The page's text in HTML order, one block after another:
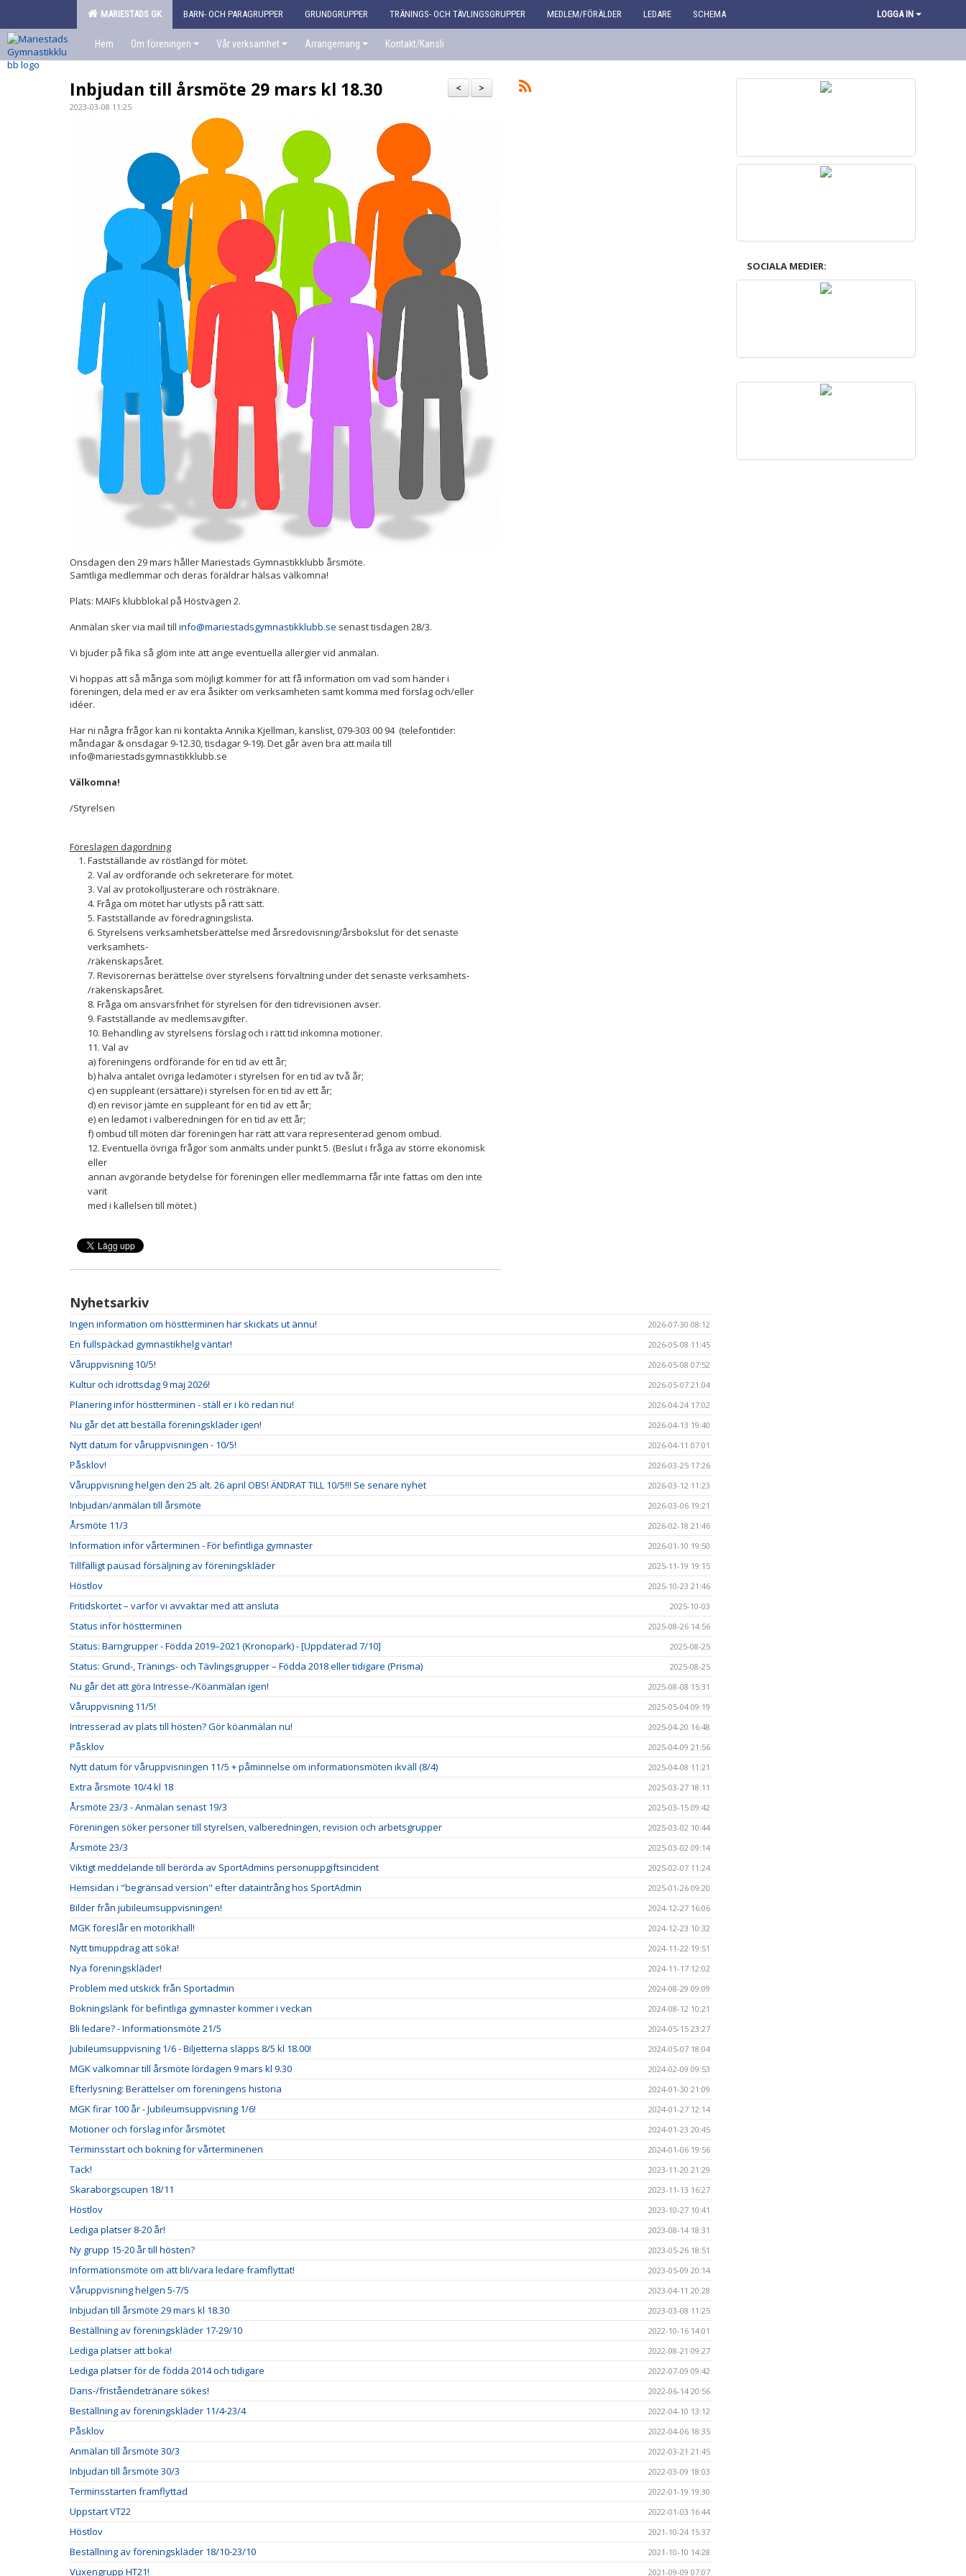
MARIESTADS GK BARN- OCH PARAGRUPPER GRUNDGRUPPER TRÄNINGS- OCH TÄVLINGSGRUPPER MEDLEM/FÖRÄLDER LEDARE SCHEMA LOGGA IN
Hem Om föreningen Vår verksamhet Arrangemang Kontakt/Kansli
>
<
Inbjudan till årsmöte 29 mars kl 18.30
2023-03-08 11:25
Onsdagen den 29 mars håller Mariestads Gymnastikklubb årsmöte.
Samtliga medlemmar och deras föräldrar hälsas välkomna!
Plats: MAIFs klubblokal på Höstvägen 2.
Anmälan sker via mail till info@mariestadsgymnastikklubb.se senast tisdagen 28/3.
Vi bjuder på fika så glöm inte att ange eventuella allergier vid anmälan.
Vi hoppas att så många som möjligt kommer för att få information om vad som händer i
föreningen, dela med er av era åsikter om verksamheten samt komma med förslag och/eller
idéer.
Har ni några frågor kan ni kontakta Annika Kjellman, kanslist, 079-303 00 94 (telefontider:
måndagar & onsdagar 9-12.30, tisdagar 9-19). Det går även bra att maila till
info@mariestadsgymnastikklubb.se
Välkomna!
/Styrelsen
Föreslagen dagordning
Fastställande av röstlängd för mötet.
2. Val av ordförande och sekreterare för mötet.
3. Val av protokolljusterare och rösträknare.
4. Fråga om mötet har utlysts på rätt sätt.
5. Fastställande av föredragningslista.
6. Styrelsens verksamhetsberättelse med årsredovisning/årsbokslut för det senaste
verksamhets-
/räkenskapsåret.
7. Revisorernas berättelse över styrelsens förvaltning under det senaste verksamhets-
/räkenskapsåret.
8. Fråga om ansvarsfrihet för styrelsen för den tidrevisionen avser.
9. Fastställande av medlemsavgifter.
10. Behandling av styrelsens förslag och i rätt tid inkomna motioner.
11. Val av
a) föreningens ordförande för en tid av ett år;
b) halva antalet övriga ledamöter i styrelsen för en tid av två år;
c) en suppleant (ersättare) i styrelsen för en tid av ett år;
d) en revisor jämte en suppleant för en tid av ett år;
e) en ledamot i valberedningen för en tid av ett år;
f) ombud till möten där föreningen har rätt att vara representerad genom ombud.
12. Eventuella övriga frågor som anmälts under punkt 5. (Beslut i fråga av större ekonomisk
eller
annan avgörande betydelse för föreningen eller medlemmarna får inte fattas om den inte
varit
med i kallelsen till mötet.)
Nyhetsarkiv
Ingen information om höstterminen har skickats ut ännu! 2026-07-30 08:12
En fullspäckad gymnastikhelg väntar! 2026-05-08 11:45
Våruppvisning 10/5! 2026-05-08 07:52
Kultur och idrottsdag 9 maj 2026! 2026-05-07 21:04
Planering inför höstterminen - ställ er i kö redan nu! 2026-04-24 17:02
Nu går det att beställa föreningskläder igen! 2026-04-13 19:40
Nytt datum för våruppvisningen - 10/5! 2026-04-11 07:01
Påsklov! 2026-03-25 17:26
Våruppvisning helgen den 25 alt. 26 april OBS! ÄNDRAT TILL 10/5!!! Se senare nyhet 2026-03-12 11:23
Inbjudan/anmälan till årsmöte 2026-03-06 19:21
Årsmöte 11/3 2026-02-18 21:46
Information inför vårterminen - För befintliga gymnaster 2026-01-10 19:50
Tillfälligt pausad försäljning av föreningskläder 2025-11-19 19:15
Höstlov 2025-10-23 21:46
Fritidskortet – varför vi avvaktar med att ansluta 2025-10-03
Status inför höstterminen 2025-08-26 14:56
Status: Barngrupper - Födda 2019–2021 (Kronopark) - [Uppdaterad 7/10] 2025-08-25
Status: Grund-, Tränings- och Tävlingsgrupper – Födda 2018 eller tidigare (Prisma) 2025-08-25
Nu går det att göra Intresse-/Köanmälan igen! 2025-08-08 15:31
Våruppvisning 11/5! 2025-05-04 09:19
Intresserad av plats till hösten? Gör köanmälan nu! 2025-04-20 16:48
Påsklov 2025-04-09 21:56
Nytt datum för våruppvisningen 11/5 + påminnelse om informationsmöten ikväll (8/4) 2025-04-08 11:21
Extra årsmöte 10/4 kl 18 2025-03-27 18:11
Årsmöte 23/3 - Anmälan senast 19/3 2025-03-15 09:42
Föreningen söker personer till styrelsen, valberedningen, revision och arbetsgrupper 2025-03-02 10:44
Årsmöte 23/3 2025-03-02 09:14
Viktigt meddelande till berörda av SportAdmins personuppgiftsincident 2025-02-07 11:24
Hemsidan i "begränsad version" efter dataintrång hos SportAdmin 2025-01-26 09:20
Bilder från jubileumsuppvisningen! 2024-12-27 16:06
MGK föreslår en motorikhall! 2024-12-23 10:32
Nytt timuppdrag att söka! 2024-11-22 19:51
Nya föreningskläder! 2024-11-17 12:02
Problem med utskick från Sportadmin 2024-08-29 09:09
Bokningslänk för befintliga gymnaster kommer i veckan 2024-08-12 10:21
Bli ledare? - Informationsmöte 21/5 2024-05-15 23:27
Jubileumsuppvisning 1/6 - Biljetterna släpps 8/5 kl 18.00! 2024-05-07 18:04
MGK välkomnar till årsmöte lördagen 9 mars kl 9.30 2024-02-09 09:53
Efterlysning: Berättelser om föreningens historia 2024-01-30 21:09
MGK firar 100 år - Jubileumsuppvisning 1/6! 2024-01-27 12:14
Motioner och förslag inför årsmötet 2024-01-23 20:45
Terminsstart och bokning för vårterminenen 2024-01-06 19:56
Tack! 2023-11-20 21:29
Skaraborgscupen 18/11 2023-11-13 16:27
Höstlov 2023-10-27 10:41
Lediga platser 8-20 år! 2023-08-14 18:31
Ny grupp 15-20 år till hösten? 2023-05-26 18:51
Informationsmöte om att bli/vara ledare framflyttat! 2023-05-09 20:14
Våruppvisning helgen 5-7/5 2023-04-11 20:28
Inbjudan till årsmöte 29 mars kl 18.30 2023-03-08 11:25
Beställning av föreningskläder 17-29/10 2022-10-16 14:01
Lediga platser att boka! 2022-08-21 09:27
Lediga platser för de födda 2014 och tidigare 2022-07-09 09:42
Dans-/friståendetränare sökes! 2022-06-14 20:56
Beställning av föreningskläder 11/4-23/4 2022-04-10 13:12
Påsklov 2022-04-06 18:35
Anmälan till årsmöte 30/3 2022-03-21 21:45
Inbjudan till årsmöte 30/3 2022-03-09 18:03
Terminsstarten framflyttad 2022-01-19 19:30
Uppstart VT22 2022-01-03 16:44
Höstlov 2021-10-24 15:37
Beställning av föreningskläder 18/10-23/10 2021-10-10 14:28
Vuxengrupp HT21! 2021-09-09 07:07
SOCIALA MEDIER: